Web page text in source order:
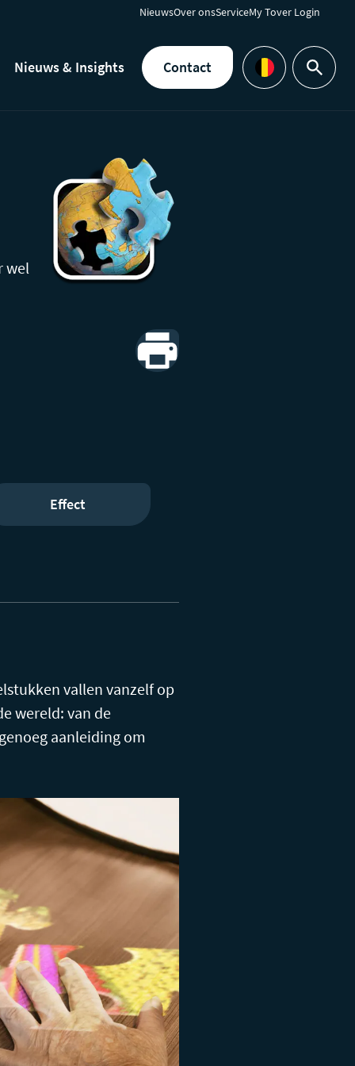
NieuwsOver onsServiceMy Tover Login
Nieuws & Insights
Contact
Languages
Zoeken
wel
Print
Effect
vallen vanzelf op
wereld: van de
aanleiding om